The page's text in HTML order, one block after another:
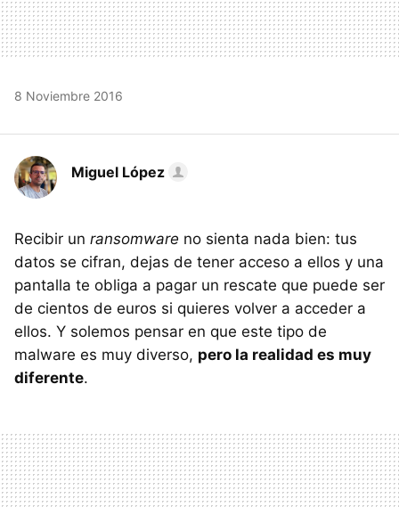
8 Noviembre 2016
Miguel López
Recibir un ransomware no sienta nada bien: tus
datos se cifran, dejas de tener acceso a ellos y una
pantalla te obliga a pagar un rescate que puede ser
de cientos de euros si quieres volver a acceder a
ellos. Y solemos pensar en que este tipo de
malware es muy diverso, pero la realidad es muy
diferente.